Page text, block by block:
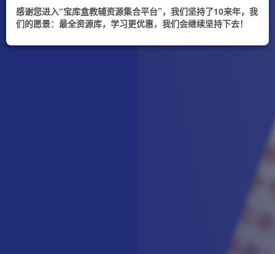
感谢您进入“宝库盒教辅资源集合平台”，我们坚持了10来年，我
们的愿景：最全资源库，学习更优惠，我们会继续坚持下去！